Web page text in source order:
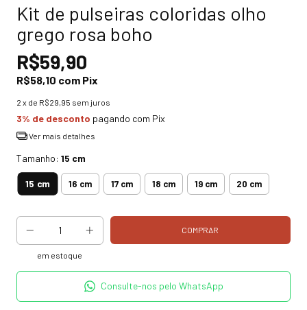
Kit de pulseiras coloridas olho
grego rosa boho
R$59,90
R$58,10 com Pix
2 x de R$29,95 sem juros
3% de desconto pagando com Pix
Ver mais detalhes
Tamanho: 15 cm
15 cm 16 cm 17 cm 18 cm 19 cm 20 cm
em estoque
Consulte-nos pelo WhatsApp